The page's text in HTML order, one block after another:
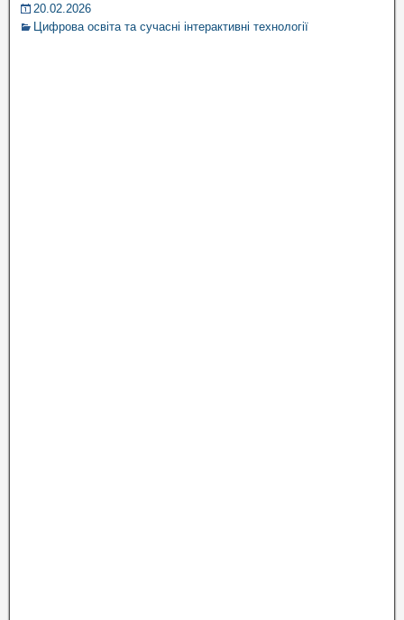
20.02.2026
Цифрова освіта та сучасні інтерактивні технології